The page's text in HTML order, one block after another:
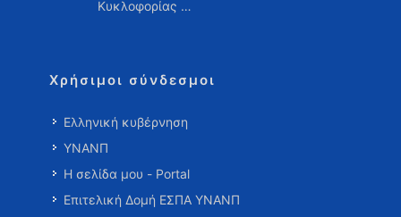
Κυκλοφορίας …
Χρήσιμοι σύνδεσμοι
Ελληνική κυβέρνηση
ΥΝΑΝΠ
Η σελίδα μου - Portal
Επιτελική Δομή ΕΣΠΑ ΥΝΑΝΠ